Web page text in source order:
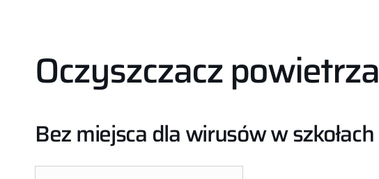
Oczyszczacz powietrza
Bez miejsca dla wirusów w szkołach